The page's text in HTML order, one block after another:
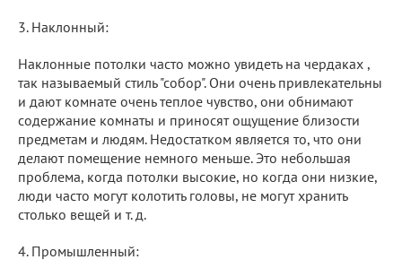
3. Наклонный:
Наклонные потолки часто можно увидеть на чердаках ,
так называемый стиль "собор". Они очень привлекательны
и дают комнате очень теплое чувство, они обнимают
содержание комнаты и приносят ощущение близости
предметам и людям. Недостатком является то, что они
делают помещение немного меньше. Это небольшая
проблема, когда потолки высокие, но когда они низкие,
люди часто могут колотить головы, не могут хранить
столько вещей и т. д.
4. Промышленный: